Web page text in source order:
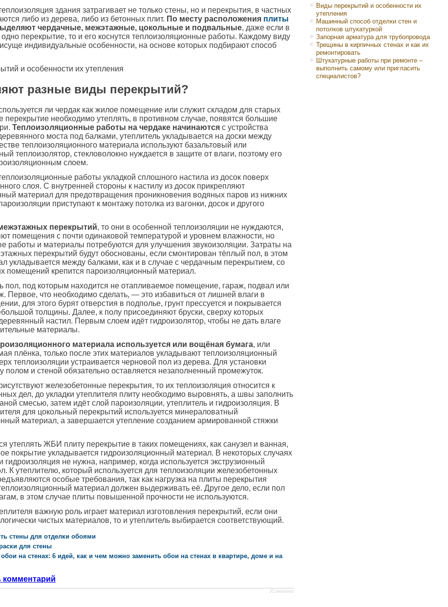
здания затрагивает не только стены, но и перекрытия, в частных
либо из дерева, либо из бетонных плит. По месту расположения плиты
чердачные, межэтажные, цокольные и подвальные, даже если в
перекрытие, то и его коснутся теплоизоляционные работы. Каждому виду
индивидуальные особенности, на основе которых подбирают способ
разные виды перекрытий?
ли чердак как жилое помещение или служит складом для старых
перекрытие необходимо утеплять, в противном случае, появятся большие
Теплоизоляционные работы на чердаке начинаются с устройства
моста под балками, утеплитель укладывается на доски между
теплоизоляционного материала используют базальтовый или
теплоизолятор, стекловолокно нуждается в защите от влаги, поэтому его
слоем.
работы укладкой сплошного настила из досок поверх
слоя. С внутренней стороны к настилу из досок прикрепляют
материал для предотвращения проникновения водяных паров из нижних
приступают к монтажу потолка из вагонки, досок и другого
перекрытий, то они в особенной теплоизоляции не нуждаются,
помещения с почти одинаковой температурой и уровнем влажности, но
работы и материалы потребуются для улучшения звукоизоляции. Затраты на
перекрытий будут обоснованы, если смонтирован тёплый пол, в этом
укладывается между балками, как и в случае с чердачным перекрытием, со
помещений крепится пароизоляционный материал.
пол, под которым находится не отапливаемое помещение, гараж, подвал или
Первое, что необходимо сделать, — это избавиться от лишней влаги в
для этого бурят отверстия в подполье, грунт прессуется и покрывается
толщины. Далее, к полу присоединяют бруски, сверху которых
настил. Первым слоем идёт гидроизолятор, чтобы не дать влаге
материалы.
материала используется или вощёная бумага, или
плёнка, только после этих материалов укладывают теплоизоляционный
теплоизоляции устраивается черновой пол из дерева. Для установки
полом и стеной обязательно оставляется незаполненный промежуток.
железобетонные перекрытия, то их теплоизоляция относится к
дел, до укладки утеплителя плиту необходимо выровнять, а швы заполнить
смесью, затем идёт слой пароизоляции, утеплитель и гидроизоляция. В
для цокольный перекрытий используется минераловатный
материал, а завершается утепление созданием армированной стяжки
утеплять ЖБИ плиту перекрытие в таких помещениях, как санузел и ванная,
покрытие укладывается гидроизоляционный материал. В некоторых случаях
гидроизоляция не нужна, например, когда используется экструзионный
К утеплителю, который используется для теплоизоляции железобетонных
особые требования, так как нагрузка на плиты перекрытия
материал должен выдерживать её. Другое дело, если пол
в этом случае плиты повышенной прочности не используются.
важную роль играет материал изготовления перекрытий, если они
чистых материалов, то и утеплитель выбирается соответствующий.
стены для отделки обоями
для стены
на стенах: 6 идей, как и чем можно заменить обои на стенах в квартире, доме и на
комментарий
JComments
Виды перекрытий и особенности их
утепления
Машинный способ отделки стен и
потолков штукатуркой
Запорная арматура для трубопровода
Трещины в кирпичных стенах и как их
ремонтировать
Штукатурные работы при ремонте –
выполнить самому или пригласить
специалистов?